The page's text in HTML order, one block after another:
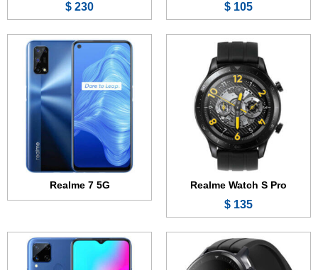
105 $
230 $
Realme Watch S Pro
135 $
Realme 7 5G
1.4 بوصة - 360x360 بكسل
الذاكرة الداخلية:
الرام:
نظام التشغيل:
المعالج:
البطارية:390 مللي أمبير
عرض الموصفات ←
الشاشة:6.5 بوصة - IPS LCD
الذاكرة الداخلية:
الرام:3 أو 4 جيجابايت
الكاميرا:
المعالج:Snapdragon 460
البطارية:6000 مللي أمبير - 18 واط
عرض الموصفات ←